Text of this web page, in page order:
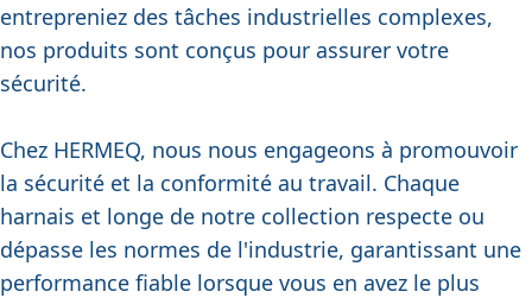
entrepreniez des tâches industrielles complexes,
nos produits sont conçus pour assurer votre
sécurité.
Chez HERMEQ, nous nous engageons à promouvoir
la sécurité et la conformité au travail. Chaque
harnais et longe de notre collection respecte ou
dépasse les normes de l'industrie, garantissant une
performance fiable lorsque vous en avez le plus